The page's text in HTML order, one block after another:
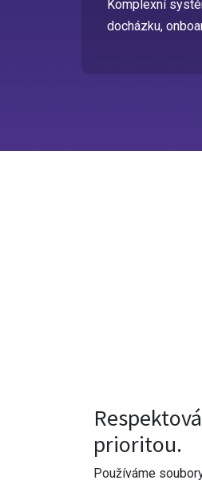
Komplexní
docházku,
prioritou.
Používáme